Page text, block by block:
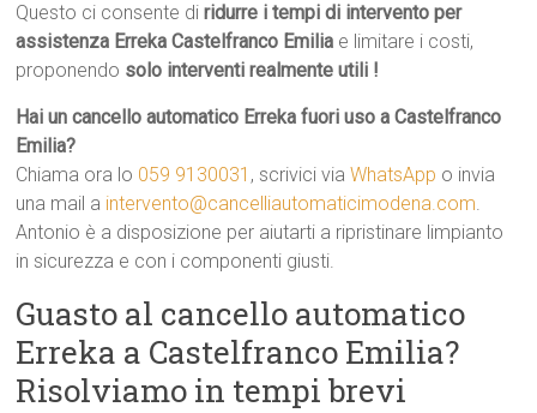
Questo ci consente diridurre i tempi di intervento per
assistenza Erreka Castelfranco Emilia e limitare i costi,
proponendo solo interventi realmente utili !
Hai un cancello automatico Erreka fuori uso a Castelfranco
Emilia?
Chiama ora lo 059 9130031 , scrivici viaWhatsApp o invia
una mail a intervento@cancelliautomaticimodena.com.
Antonio è a disposizione per aiutarti a ripristinare limpianto
in sicurezza e con i componenti giusti.
Guasto al cancello automatico
Erreka a Castelfranco Emilia?
Risolviamo in tempi brevi